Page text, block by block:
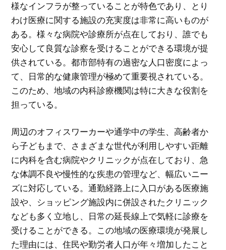
様なインフラが整っていることが特色であり、とり
わけ医療に関する施設の充実度は非常に高いものが
ある。様々な病院や診療所が点在しており、誰でも
安心して良質な診察を受けることができる環境が提
供されている。都市部特有の過密な人口密度によっ
て、日常的な健康管理が極めて重要視されている。
このため、地域の内科診療機関は特に大きな役割を
担っている。
周辺のオフィスワーカーや通学中の学生、高齢者か
ら子どもまで、さまざまな世代が利用しやすい距離
に内科を含む病院やクリニックが点在しており、急
な体調不良や慢性的な疾患の管理など、幅広いニー
ズに対応している。通勤経路上に入口がある医療施
設や、ショッピング施設内に併設されたクリニック
なども多く立地し、日常の延長線上で気軽に診療を
受けることができる。この地域の医療環境が発展し
た理由には、住民や勤労者人口が年々増加したこと